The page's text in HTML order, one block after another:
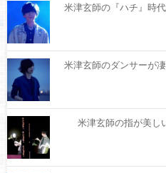
米津玄師の『ハチ』時
米津玄師のダンサーが
米津玄師の指が美し